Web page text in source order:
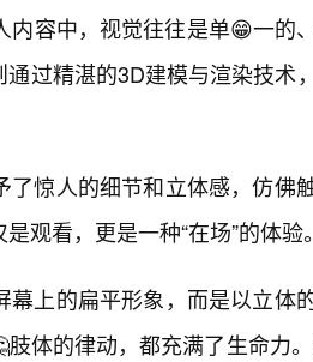
容中，视觉往往是单😁一的
过精湛的3D建模与渲染技术
惊人的细节和立体感，仿佛
观看，更是一种“在场”的体验。
上的扁平形象，而是以立体
体的律动，都充满了生命力